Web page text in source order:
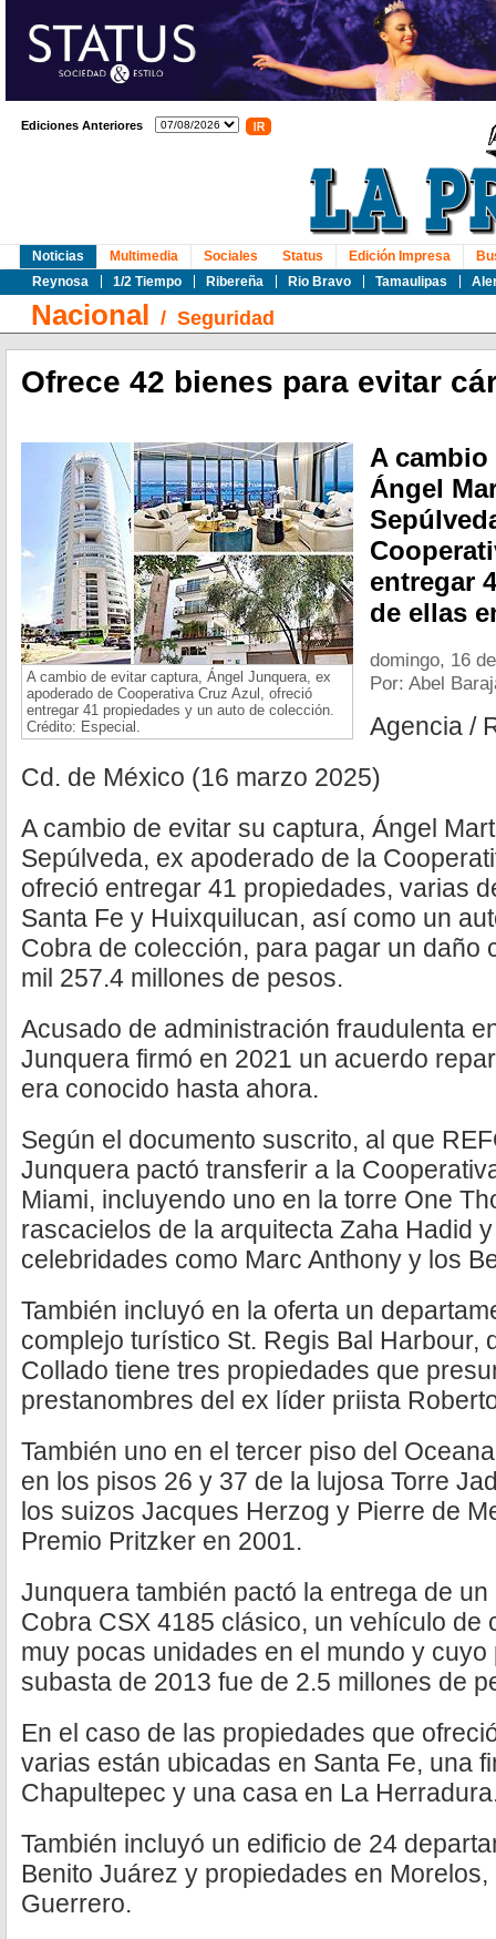
Ediciones Anteriores
Noticias
Reynosa
1/2 Tiempo Ribereña Rio Bravo Tamaulipas
Multimedia Sociales Status Edición Impresa
Nacional / Seguridad
Ofrece 42 bienes para evitar
A cambio de evitar captura, Ángel Junquera, ex
apoderado de Cooperativa Cruz Azul, ofreció
entregar 41 propiedades y un auto de colección.
Crédito: Especial.
A
Ángel
entregar
de ellas
domingo, 16
Por: Abel
Agencia /
Cd. de México (16 marzo 2025)
A cambio de evitar su captura, Ángel
Sepúlveda, ex apoderado de la
ofreció entregar 41 propiedades, varias
Santa Fe y Huixquilucan, así como un
Cobra de colección, para pagar un daño
mil 257.4 millones de pesos.
Acusado de administración fraudulenta
Junquera firmó en 2021 un acuerdo
era conocido hasta ahora.
Según el documento suscrito, al que
Junquera pactó transferir a la
Miami, incluyendo uno en la torre One
rascacielos de la arquitecta Zaha Hadid
celebridades como Marc Anthony y los
También incluyó en la oferta un
complejo turístico St. Regis Bal Harbour,
Collado tiene tres propiedades que
prestanombres del ex líder priista
También uno en el tercer piso del
en los pisos 26 y 37 de la lujosa Torre
los suizos Jacques Herzog y Pierre de
Premio Pritzker en 2001.
Junquera también pactó la entrega de
Cobra CSX 4185 clásico, un vehículo de
muy pocas unidades en el mundo y
subasta de 2013 fue de 2.5 millones de
En el caso de las propiedades que
varias están ubicadas en Santa Fe, una
Chapultepec y una casa en La
También incluyó un edificio de 24
Benito Juárez y propiedades en
Guerrero.